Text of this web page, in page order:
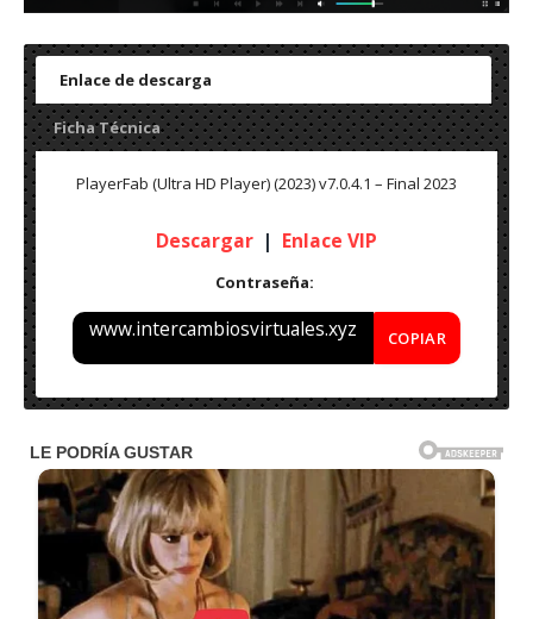
Enlace de descarga
Ficha Técnica
PlayerFab (Ultra HD Player) (2023) v7.0.4.1 – Final 2023
Descargar | Enlace VIP
Contraseña:
www.intercambiosvirtuales.xyz COPIAR
Nombre: PlayerFab (Ultra HD Player) (2023) v7.0.4.1– Final
Idioma: Multilenguaje
Peso: 250 MB
Activación: Incl.